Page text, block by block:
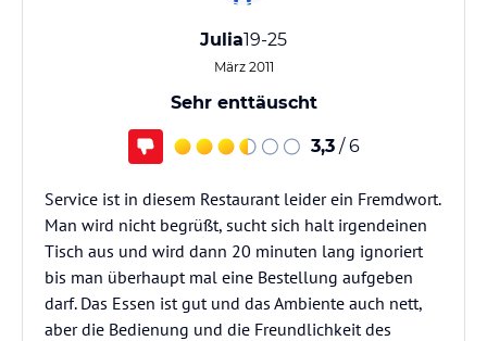
Julia19-25
März 2011
Sehr enttäuscht
3,3 / 6
Service ist in diesem Restaurant leider ein Fremdwort.
Man wird nicht begrüßt, sucht sich halt irgendeinen
Tisch aus und wird dann 20 minuten lang ignoriert
bis man überhaupt mal eine Bestellung aufgeben
darf. Das Essen ist gut und das Ambiente auch nett,
aber die Bedienung und die Freundlichkeit des